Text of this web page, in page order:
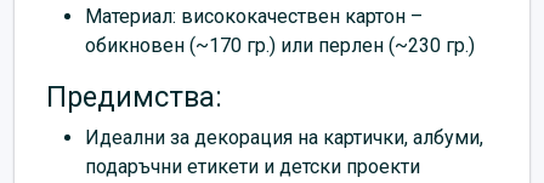
Материал: висококачествен картон –
обикновен (~170 гр.) или перлен (~230 гр.)
Предимства:
Идеални за декорация на картички, албуми,
подаръчни етикети и детски проекти